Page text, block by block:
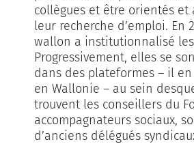
collègues et être orientés et
leur recherche d’emploi. En
wallon a institutionnalisé les
Progressivement, elles se
dans des plateformes – il
en Wallonie – au sein
trouvent les conseillers du
accompagnateurs sociaux,
d’anciens délégués